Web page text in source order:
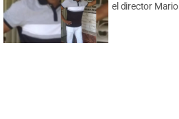
el director Mario